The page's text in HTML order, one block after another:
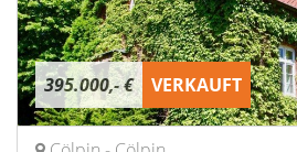
395.000,- € VERKAUFT